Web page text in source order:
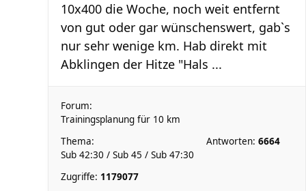
10x400 die Woche, noch weit entfernt
von gut oder gar wünschenswert, gabˋs
nur sehr wenige km. Hab direkt mit
Abklingen der Hitze "Hals ...
Forum:
Trainingsplanung für 10 km
Thema:
Sub 42:30 / Sub 45 / Sub 47:30
Antworten: 6664
Zugriffe: 1179077